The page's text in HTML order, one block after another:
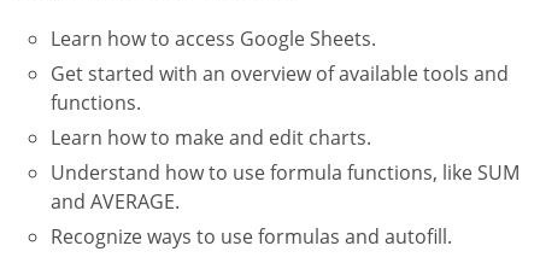
Learn how to access Google Sheets.
Get started with an overview of available tools and
functions.
Learn how to make and edit charts.
Understand how to use formula functions, like SUM
and AVERAGE.
Recognize ways to use formulas and autofill.